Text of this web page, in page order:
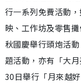
行一系列免費活動
映、工作坊及零售
秋國慶舉行頭炮活
題活動，亦有「大
30日舉行「月來越